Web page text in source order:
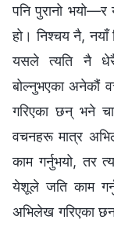
पनि पुरानो भयो—र
हो। निश्चय नै, नयाँ
यसले त्यति नै
बोल्नुभएका अनेकौं
गरिएका छन् भने
वचनहरू मात्र
काम गर्नुभयो, तर
येशूले जति काम
अभिलेख गरिएका छन्;